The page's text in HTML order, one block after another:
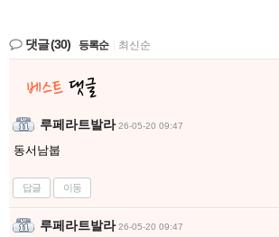
댓글(30) 등록순 최신순
루페라트발라 26-05-20 09:47
동서남붑
답글 이동
루페라트발라 26-05-20 09:47